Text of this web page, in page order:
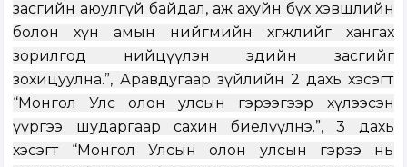
засгийн аюулгүй байдал, аж ахуйн бүх хэвшлийн
болон хүн амын нийгмийн хөгжлийг хангах
зорилгод нийцүүлэн эдийн засгийг
зохицуулна.”, Аравдугаар зүйлийн 2 дахь хэсэгт
“Монгол Улс олон улсын гэрээгээр хүлээсэн
үүргээ шударгаар сахин биелүүлнэ.”, 3 дахь
хэсэгт “Монгол Улсын олон улсын гэрээ нь